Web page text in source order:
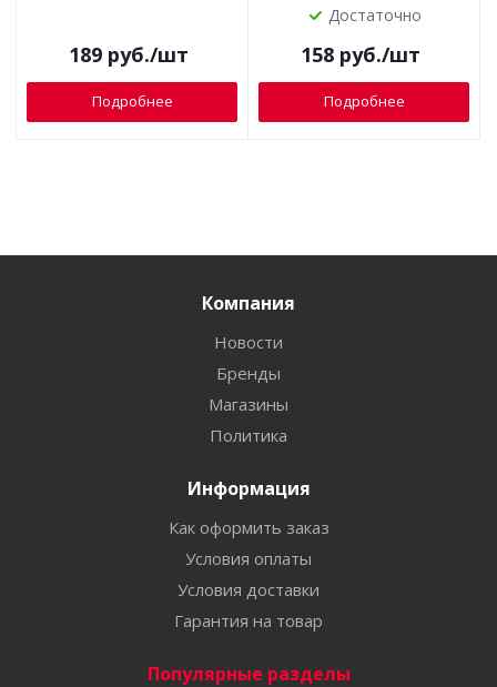
189руб./шт
Подробнее
Достаточно
158руб./шт
Подробнее
Компания
Новости
Бренды
Магазины
Политика
Информация
Как оформить заказ
Условия оплаты
Условия доставки
Гарантия на товар
Популярные разделы